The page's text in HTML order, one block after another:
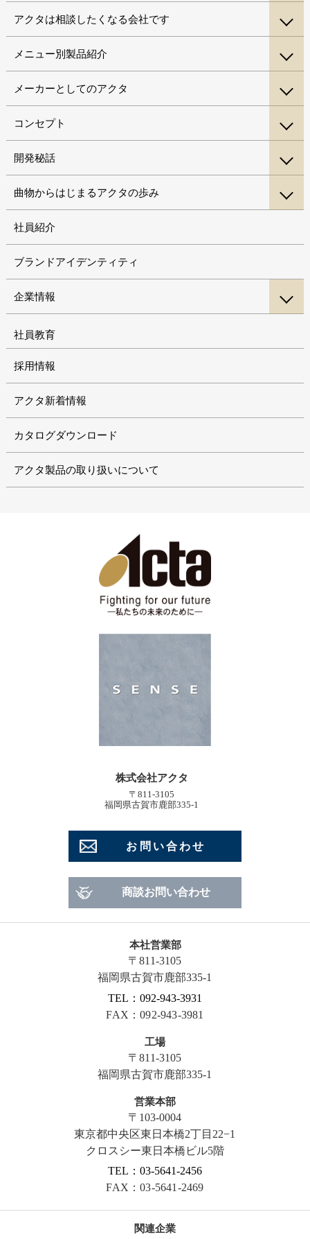
アクタは相談したくなる会社です
メニュー別製品紹介
メーカーとしてのアクタ
コンセプト
開発秘話
曲物からはじまるアクタの歩み
社員紹介
ブランドアイデンティティ
企業情報
社員教育
採用情報
アクタ新着情報
カタログダウンロード
アクタ製品の取り扱いについて
株式会社アクタ
〒811-3105
福岡県古賀市鹿部335-1
お問い合わせ
商談お問い合わせ
本社営業部
〒811-3105
福岡県古賀市鹿部335-1
TEL：092-943-3931
FAX：092-943-3981
工場
〒811-3105
福岡県古賀市鹿部335-1
営業本部
〒103-0004
東京都中央区東日本橋2丁目22−1
クロスシー東日本橋ビル5階
TEL：03-5641-2456
FAX：03-5641-2469
関連企業